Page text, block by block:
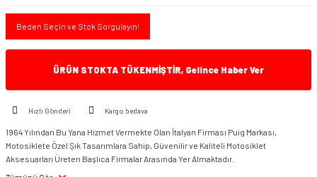
Beden Seçin ve Stok Sorgulayın!
ÜRÜN STOKTA TÜKENMİŞTİR, Gelince Haber Ver
Hızlı Gönderi Kargo bedava
1964 Yılından Bu Yana Hizmet Vermekte Olan İtalyan Firması Puig Markası,
Motosiklete Özel Şık Tasarımlara Sahip, Güvenilir ve Kaliteli Motosiklet
Aksesuarları Üreten Başlıca Firmalar Arasında Yer Almaktadır.